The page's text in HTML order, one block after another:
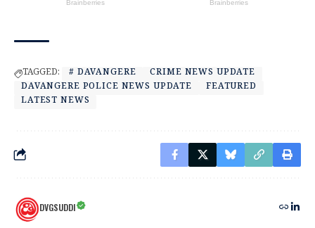
TAGGED: # DAVANGERE
CRIME NEWS UPDATE
DAVANGERE POLICE NEWS UPDATE
FEATURED
LATEST NEWS
DVGSUDDI